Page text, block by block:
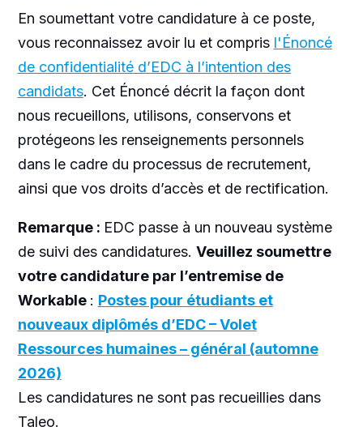
En soumettant votre candidature à ce poste,
vous reconnaissez avoir lu et compris l'Énoncé
de confidentialité d’EDC à l’intention des
candidats. Cet Énoncé décrit la façon dont
nous recueillons, utilisons, conservons et
protégeons les renseignements personnels
dans le cadre du processus de recrutement,
ainsi que vos droits d’accès et de rectification.
Remarque : EDC passe à un nouveau système
de suivi des candidatures. Veuillez soumettre
votre candidature par l’entremise de
Workable : Postes pour étudiants et
nouveaux diplômés d’EDC – Volet
Ressources humaines – général (automne
2026)
Les candidatures ne sont pas recueillies dans
Taleo.